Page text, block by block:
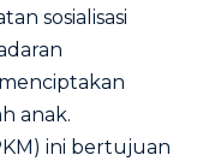
sosialisasi
anak.
ini bertujuan